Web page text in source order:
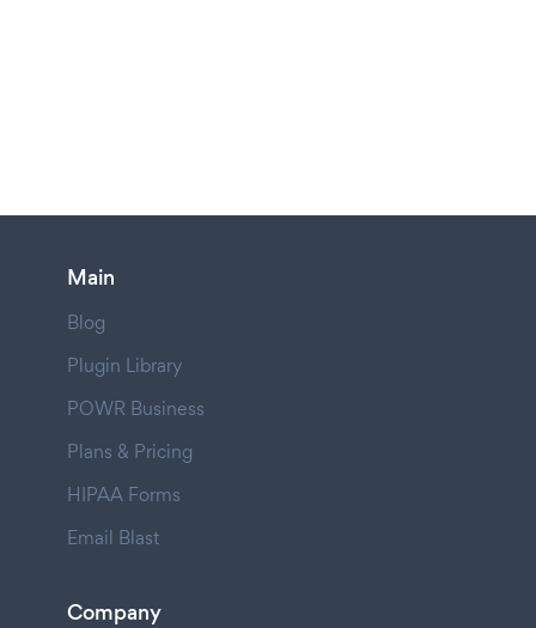
Main
Blog
Plugin Library
POWR Business
Plans & Pricing
HIPAA Forms
Email Blast
Company